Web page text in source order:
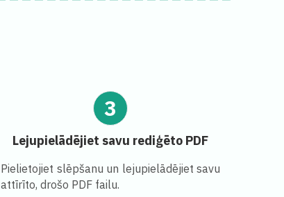
3
Lejupielādējiet savu rediģēto PDF
Pielietojiet slēpšanu un lejupielādējiet savu
attīrīto, drošo PDF failu.